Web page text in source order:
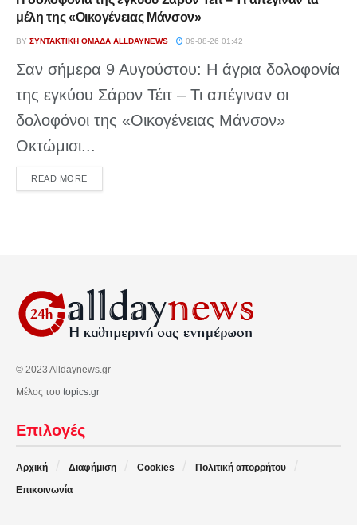
μέλη της «Οικογένειας Μάνσον»
BY ΣΥΝΤΑΚΤΙΚΉ ΟΜΆΔΑ ALLDAYNEWS 09-08-26 01:42
Σαν σήμερα 9 Αυγούστου: Η άγρια δολοφονία
της εγκύου Σάρον Τέιτ – Τι απέγιναν οι
δολοφόνοι της «Οικογένειας Μάνσον»
Οκτώμισι...
READ MOREDETAILS
© 2023 Alldaynews.gr
Μέλος του topics.gr
Επιλογές
Αρχική Διαφήμιση Cookies
Πολιτική απορρήτου
Επικοινωνία